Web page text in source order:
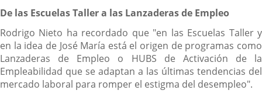
De las Escuelas Taller a las Lanzaderas de Empleo
Rodrigo Nieto ha recordado que "en las Escuelas Taller y
en la idea de José María está el origen de programas como
Lanzaderas de Empleo o HUBS de Activación de la
Empleabilidad que se adaptan a las últimas tendencias del
mercado laboral para romper el estigma del desempleo".